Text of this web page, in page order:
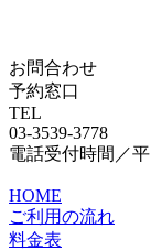
お問合わせ
予約窓口
TEL
03-3539-3778
電話受付時間／
HOME
ご利用の流れ
料金表